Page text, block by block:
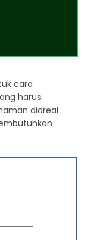
cara
harus
diareal